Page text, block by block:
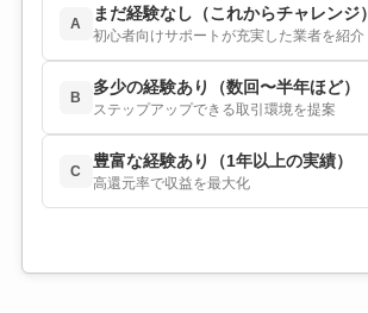
A
まだ経験なし（これからチャレンジ）
初心者向けサポートが充実した業者を紹介
B
多少の経験あり（数回〜半年ほど）
ステップアップできる取引環境を提案
C
豊富な経験あり（1年以上の実績）
高還元率で収益を最大化